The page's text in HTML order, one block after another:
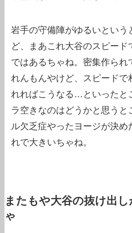
岩手の守備陣がゆるいという
ど、まあこれ大谷のスピー
ではあるちゃね。密集作られ
れんもんやけど、スピードで
れればこうなる…といったと
ラ空きなのはどうかと思うと
ル欠乏症やったヨージが決め
れで大きいちゃね。
またもや大谷の抜け出
ゃ